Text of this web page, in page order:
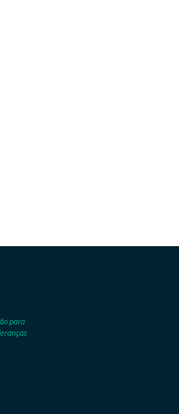
para